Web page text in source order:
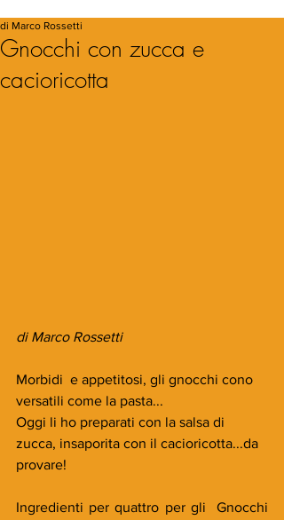
Gnocchi con zucca e
cacioricotta
di Marco Rossetti
di Marco Rossetti
Morbidi  e appetitosi, gli gnocchi cono
versatili come la pasta...
Oggi li ho preparati con la salsa di
zucca, insaporita con il cacioricotta...da
provare!
Ingredienti per quattro per gli  Gnocchi